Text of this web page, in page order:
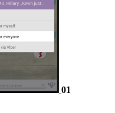
01